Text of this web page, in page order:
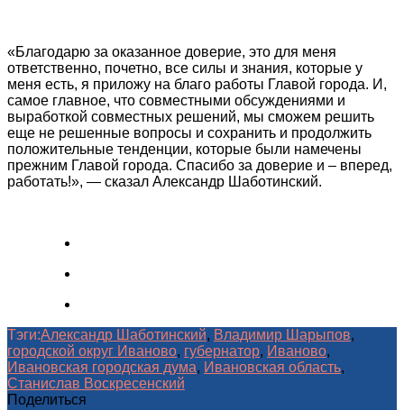
«Благодарю за оказанное доверие, это для меня
ответственно, почетно, все силы и знания, которые у
меня есть, я приложу на благо работы Главой города. И,
самое главное, что совместными обсуждениями и
выработкой совместных решений, мы сможем решить
еще не решенные вопросы и сохранить и продолжить
положительные тенденции, которые были намечены
прежним Главой города. Спасибо за доверие и – вперед,
работать!», — сказал Александр Шаботинский.
Тэги:Александр Шаботинский, Владимир Шарыпов,
городской округ Иваново, губернатор, Иваново,
Ивановская городская дума, Ивановская область,
Станислав Воскресенский
Поделиться